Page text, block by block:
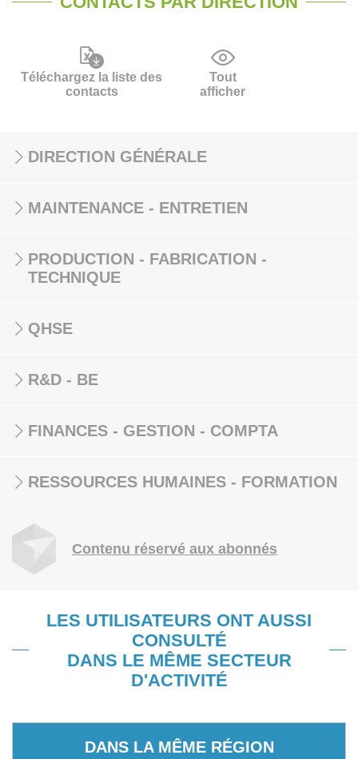
Téléchargez la liste des
contacts
Tout
afficher
DIRECTION GÉNÉRALE
MAINTENANCE - ENTRETIEN
PRODUCTION - FABRICATION -
TECHNIQUE
QHSE
R&D - BE
FINANCES - GESTION - COMPTA
RESSOURCES HUMAINES - FORMATION
Contenu réservé aux abonnés
LES UTILISATEURS ONT AUSSI
CONSULTÉ
DANS LE MÊME SECTEUR
D'ACTIVITÉ
DANS LA MÊME RÉGION